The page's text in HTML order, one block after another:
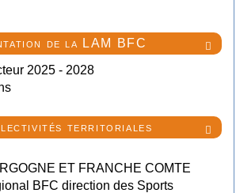

de la LAM BFC
2025 - 2028

territoriales
ET FRANCHE COMTE
BFC direction des Sports